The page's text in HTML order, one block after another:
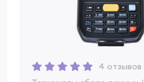
4 отзывов